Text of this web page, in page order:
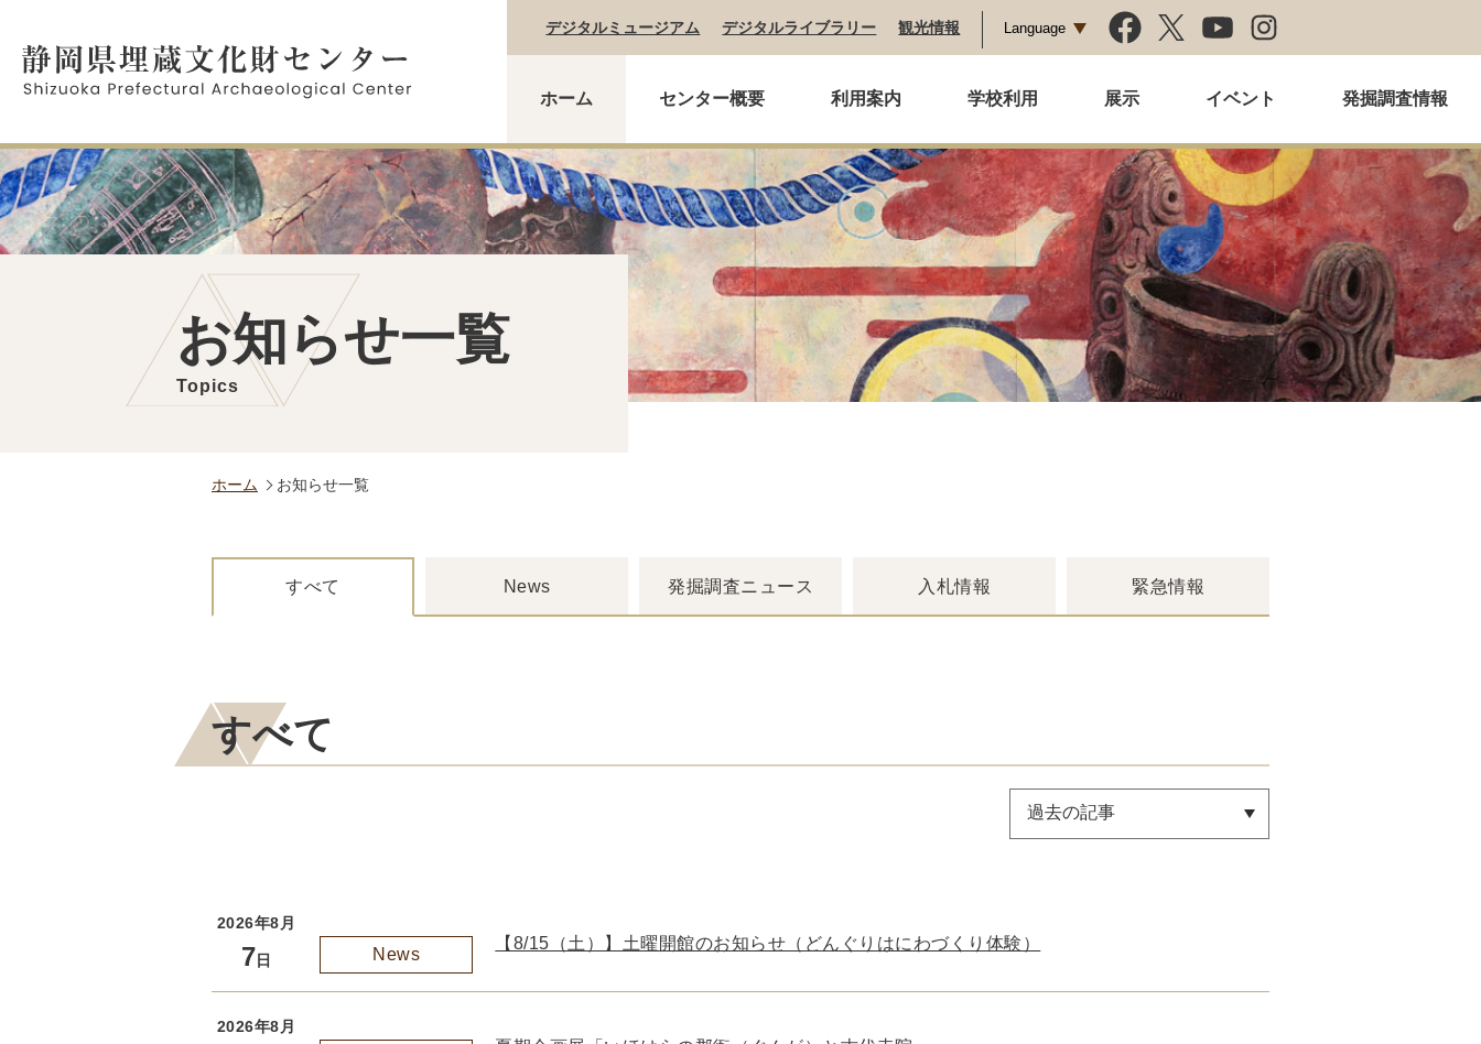
デジタルミュージアム デジタルライブラリー 観光情報 Language
ホーム センター概要 利用案内 学校利用 展示 イベント 発掘調査情報
お知らせ一覧
Topics
ホーム お知らせ一覧
すべて News 発掘調査ニュース 入札情報 緊急情報
すべて
2026年8月
7日 News
【8/15（土）】土曜開館のお知らせ（どんぐりはにわづくり体験）
2026年8月